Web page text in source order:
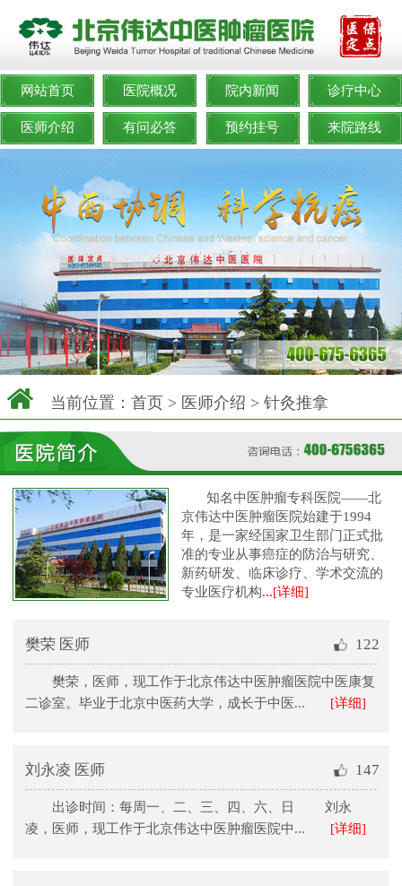
网站首页 医院概况 院内新闻 诊疗中心
医师介绍 有问必答 预约挂号 来院路线
当前位置： 首页 > 医师介绍 > 针灸推拿
知名中医肿瘤专科医院——北
京伟达中医肿瘤医院始建于1994
年，是一家经国家卫生部门正式批
准的专业从事癌症的防治与研究、
新药研发、临床诊疗、学术交流的
专业医疗机构...[详细]
122
樊荣 医师
樊荣，医师，现工作于北京伟达中医肿瘤医院中医康复
二诊室。毕业于北京中医药大学，成长于中医...
[详细]
147
刘永凌 医师
出诊时间：每周一、二、三、四、六、日 刘永
凌，医师，现工作于北京伟达中医肿瘤医院中...
[详细]